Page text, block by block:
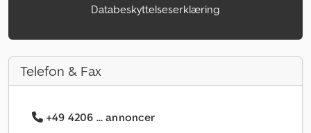
Databeskyttelseserklæring
Telefon & Fax
+49 4206 ... annoncer